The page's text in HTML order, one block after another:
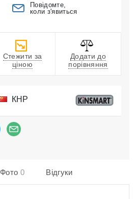
Повідомте,
коли з'явиться
Стежити за
ціною
Додати до
порівняння
КНР
Фото 0 Відгуки